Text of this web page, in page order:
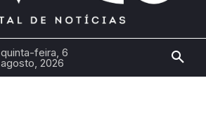
quinta-feira, 6
agosto, 2026